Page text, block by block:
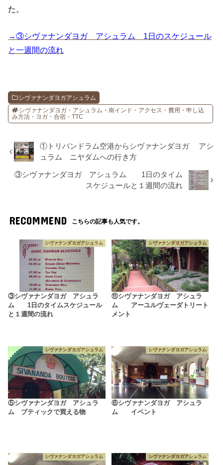
た。
→③シヴァナンダヨガ アシュラム 1日のスケジュール
と一週間の流れ
シヴァナンダヨガアシュラム
シヴァナンダヨガ・アシュラム・南インド・アクセス・費用・申し込
み方法・ヨガ・合宿・TTC
①トリバンドラム空港からシヴァナンダヨガ アシ
ュラム ニヤダムへの行き方
③シヴァナンダヨガ アシュラム 1日のタイム
スケジュールと１週間の流れ
RECOMMEND こちらの記事も人気です。
シヴァナンダヨガアシュラム
③シヴァナンダヨガ アシュラ
ム 1日のタイムスケジュール
と１週間の流れ
シヴァナンダヨガアシュラム
⑪シヴァナンダヨガ アシュラ
ム アーユルヴェーダトリート
メント
シヴァナンダヨガアシュラム
⑤シヴァナンダヨガ アシュラ
ム ブティックで買える物
シヴァナンダヨガアシュラム
⑥シヴァナンダヨガ アシュラ
ム イベント
シヴァナンダヨガアシュラム シヴァナンダヨガアシュラム